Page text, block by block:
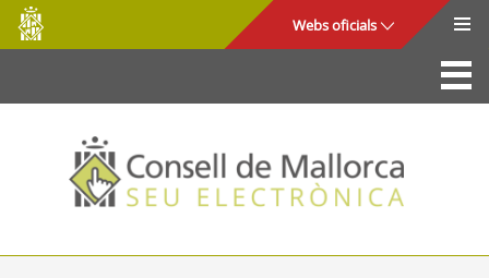
Salta al contingut principal
Consell
de
Mallorca
Webs oficials
La Seu
Consell de Mallorca
Accés i seguretat
Utilitats